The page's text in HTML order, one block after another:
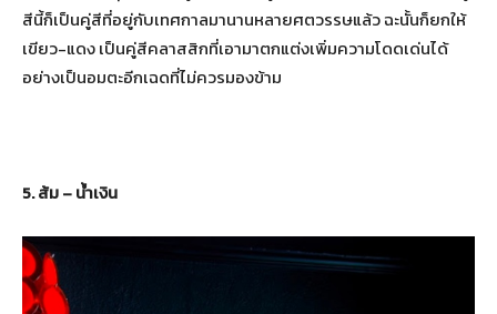
สีนี้ก็เป็นคู่สีที่อยู่กับเทศกาลมานานหลายศตวรรษแล้ว ฉะนั้นก็ยกให้
เขียว-แดง เป็นคู่สีคลาสสิกที่เอามาตกแต่งเพิ่มความโดดเด่นได้
อย่างเป็นอมตะอีกเฉดที่ไม่ควรมองข้าม
5. ส้ม – น้ำเงิน